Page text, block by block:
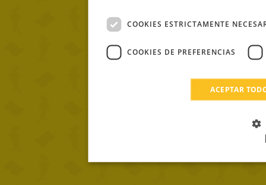
COOKIES ESTRICTAMENTE
COOKIES DE PREFERENCIAS
ACEPTAR